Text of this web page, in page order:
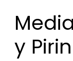
y Pirin